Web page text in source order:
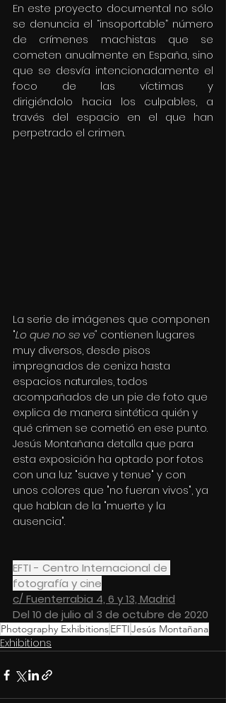
En este proyecto documental no sólo
se denuncia el “insoportable” número
de crímenes machistas que se
cometen anualmente en España, sino
que se desvía intencionadamente el
foco de las víctimas y
dirigiéndolo hacia los culpables, a
través del espacio en el que han
perpetrado el crimen.
La serie de imágenes que componen
"Lo que no se ve" contienen lugares
muy diversos, desde pisos
impregnados de ceniza hasta
espacios naturales, todos
acompañados de un pie de foto que
explica de manera sintética quién y
qué crimen se cometió en ese punto.
Jesús Montañana detalla que para
esta exposición ha optado por fotos
con una luz "suave y tenue" y con
unos colores que "no fueran vivos", ya
que hablan de la "muerte y la
ausencia".
EFTI - Centro Internacional de
fotografía y cine
c/ Fuenterrabia 4, 6 y 13, Madrid
Del 10 de julio al 3 de octubre de 2020
Photography ExhibitionsEFTIJesús Montañana
Exhibitions